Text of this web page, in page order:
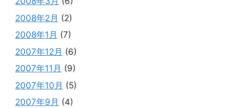
2008年2月 (2)
2008年1月 (7)
2007年12月 (6)
2007年11月 (9)
2007年10月 (5)
2007年9月 (4)